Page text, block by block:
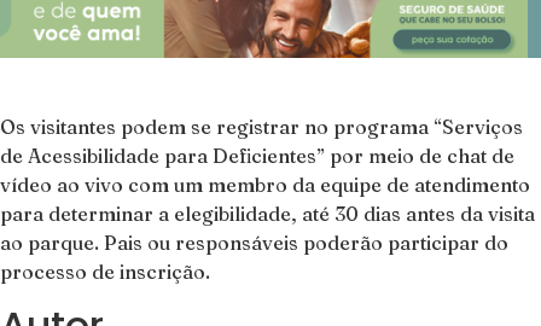
Os visitantes podem se registrar no programa “Serviços
de Acessibilidade para Deficientes” por meio de chat de
vídeo ao vivo com um membro da equipe de atendimento
para determinar a elegibilidade, até 30 dias antes da visita
ao parque. Pais ou responsáveis poderão participar do
processo de inscrição.